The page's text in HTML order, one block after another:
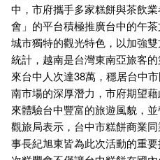
中，市府攜手多家糕餅與茶飲
會」的平台積極推廣台中的午
城市獨特的觀光特色，以加強
統計，越南是台灣東南亞旅客
來台中人次達38萬，穩居台中
南市場的深厚潛力，市府期望
來體驗台中豐富的旅遊風貌，並
觀旅局表示，台中市糕餅商業
事長紀旭東皆為此次活動的重